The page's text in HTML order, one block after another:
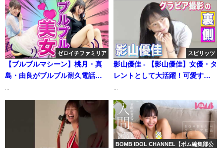
ゼロイチファミリア
【ブルブルマシーン】桃月・真
島・由良がブルブル耐久電話に
スピリッツ
影山優佳 - 【影山優佳】女優・タ
レントとして大活躍！可愛すぎ
| スピリッツTubeさんより
BOMB IDOL CHANNEL【ボム編集部公